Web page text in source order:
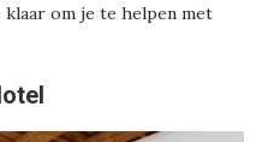
om je te helpen met